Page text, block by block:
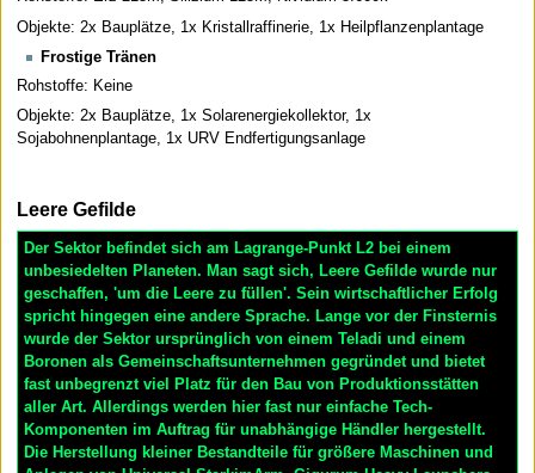
Objekte: 2x Bauplätze, 1x Kristallraffinerie, 1x Heilpflanzenplantage
Frostige Tränen
Rohstoffe: Keine
Objekte: 2x Bauplätze, 1x Solarenergiekollektor, 1x
Sojabohnenplantage, 1x URV Endfertigungsanlage
Leere Gefilde
Der Sektor befindet sich am Lagrange-Punkt L2 bei einem
unbesiedelten Planeten. Man sagt sich, Leere Gefilde wurde nur
geschaffen, 'um die Leere zu füllen'. Sein wirtschaftlicher Erfolg
spricht hingegen eine andere Sprache. Lange vor der Finsternis
wurde der Sektor ursprünglich von einem Teladi und einem
Boronen als Gemeinschaftsunternehmen gegründet und bietet
fast unbegrenzt viel Platz für den Bau von Produktionsstätten
aller Art. Allerdings werden hier fast nur einfache Tech-
Komponenten im Auftrag für unabhängige Händler hergestellt.
Die Herstellung kleiner Bestandteile für größere Maschinen und